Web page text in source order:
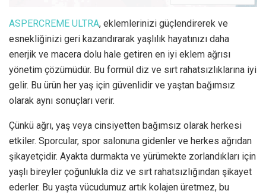
ASPERCREME ULTRA, eklemlerinizi güçlendirerek ve
esnekliğinizi geri kazandırarak yaşlılık hayatınızı daha
enerjik ve macera dolu hale getiren en iyi eklem ağrısı
yönetim çözümüdür. Bu formül diz ve sırt rahatsızlıklarına iyi
gelir. Bu ürün her yaş için güvenlidir ve yaştan bağımsız
olarak aynı sonuçları verir.
Çünkü ağrı, yaş veya cinsiyetten bağımsız olarak herkesi
etkiler. Sporcular, spor salonuna gidenler ve herkes ağrıdan
şikayetçidir. Ayakta durmakta ve yürümekte zorlandıkları için
yaşlı bireyler çoğunlukla diz ve sırt rahatsızlığından şikayet
ederler. Bu yaşta vücudumuz artık kolajen üretmez, bu